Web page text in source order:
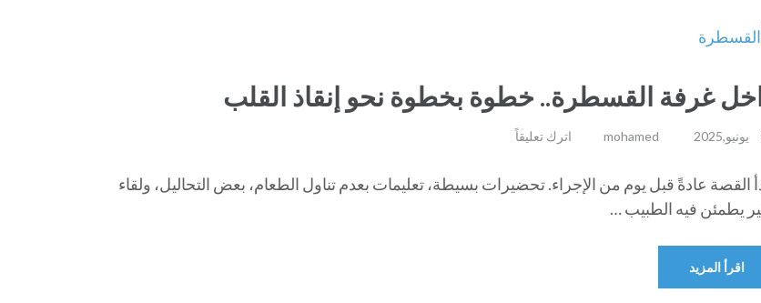
غرفة القسطرة.. خطوة بخطوة نحو إنقاذ القلب
mohamed اترك تعليقاً
القصة عادةً قبل يوم من الإجراء. تحضيرات بسيطة، تعليمات بعدم تناول الطعام، بعض التحاليل، ولقاء
يطمئن فيه الطبيب …
اقرأ المزيد